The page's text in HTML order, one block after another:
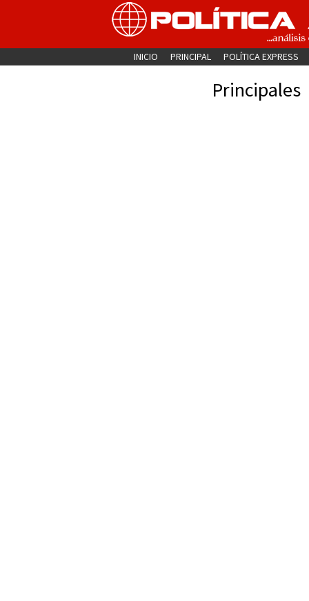
INICIO PRINCIPAL POLÍTICA EXPRESS
Principales